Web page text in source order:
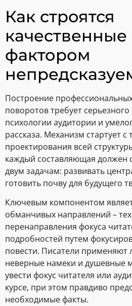
Как строятся
фактором
Построение
поворотов требует
психологии аудитории и
рассказа. Механизм стартует с
проектирования всей
каждый составляющая должен
двум задачам: развивать
готовить почву для будущего
Ключевым компонентом
обманчивых направлений –
перенаправления фокуса
подробностей путем
повести. Писатели применяют
неверные намеки и душевные
увести фокус читателя или
курсе, при этом правдиво
необходимые факты.